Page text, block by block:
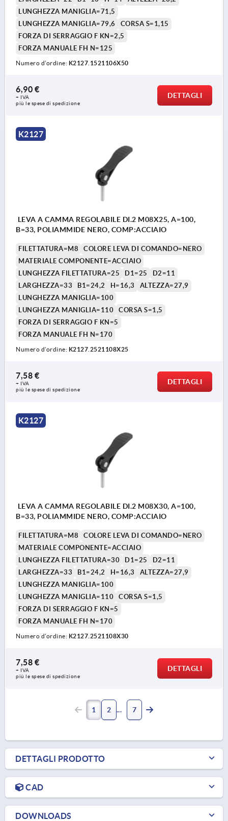
LUNGHEZZA MANIGLIA=71,5
LUNGHEZZA MANIGLIA=79,6
CORSA S=1,15
FORZA DI SERRAGGIO F KN=2,5
FORZA MANUALE FH N=125
Numero d’ordine: K2127.1521106X50
6,90 €
+ IVA
più le spese di spedizione
DETTAGLI
K2127
LEVA A CAMMA REGOLABILE DI.2 M08X25, A=100,
B=33, POLIAMMIDE NERO, COMP:ACCIAIO
FILETTATURA=M8
COLORE LEVA DI COMANDO=NERO
MATERIALE COMPONENTE=ACCIAIO
LUNGHEZZA FILETTATURA=25
D1=25
D2=11
LARGHEZZA=33
B1=24,2 H=16,3
ALTEZZA=27,9
LUNGHEZZA MANIGLIA=100
LUNGHEZZA MANIGLIA=110
CORSA S=1,5
FORZA DI SERRAGGIO F KN=5
FORZA MANUALE FH N=170
Numero d’ordine: K2127.2521108X25
7,58 €
+ IVA
più le spese di spedizione
DETTAGLI
K2127
LEVA A CAMMA REGOLABILE DI.2 M08X30, A=100,
B=33, POLIAMMIDE NERO, COMP:ACCIAIO
FILETTATURA=M8
COLORE LEVA DI COMANDO=NERO
MATERIALE COMPONENTE=ACCIAIO
LUNGHEZZA FILETTATURA=30
D1=25
D2=11
LARGHEZZA=33
B1=24,2 H=16,3
ALTEZZA=27,9
LUNGHEZZA MANIGLIA=100
LUNGHEZZA MANIGLIA=110
CORSA S=1,5
FORZA DI SERRAGGIO F KN=5
FORZA MANUALE FH N=170
Numero d’ordine: K2127.2521108X30
7,58 €
+ IVA
più le spese di spedizione
DETTAGLI
1 2 7
DETTAGLI PRODOTTO
CAD
DOWNLOADS